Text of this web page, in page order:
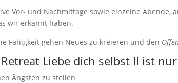
Vor- und Nachmittage sowie einzelne
wir erkannt haben.
Fähigkeit gehen Neues zu kreieren und den
Liebe dich selbst II ist
Ängsten zu stellen